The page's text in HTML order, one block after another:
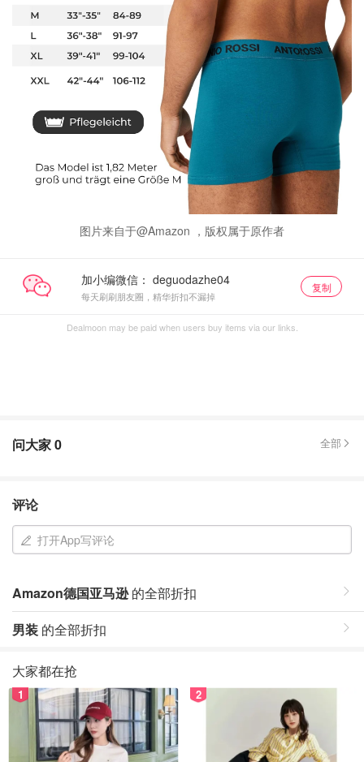
图片来自于@Amazon ，版权属于原作者
加小编微信：
每天刷刷朋友圈，精华折扣不漏掉
复制
Dealmoon may be paid when users buy items via our links.
问大家0 全部
评论
打开App写评论
Amazon德国亚马逊的全部折扣
男装 的全部折扣
大家都在抢
1 2